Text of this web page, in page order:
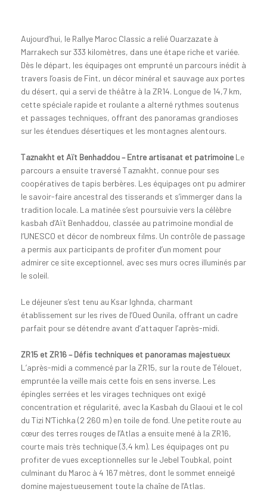
Aujourd’hui, le Rallye Maroc Classic a relié Ouarzazate à
Marrakech sur 333 kilomètres, dans une étape riche et variée.
Dès le départ, les équipages ont emprunté un parcours inédit à
travers l’oasis de Fint, un décor minéral et sauvage aux portes
du désert, qui a servi de théâtre à la ZR14. Longue de 14,7 km,
cette spéciale rapide et roulante a alterné rythmes soutenus
et passages techniques, offrant des panoramas grandioses
sur les étendues désertiques et les montagnes alentours.
Taznakht et Aït Benhaddou – Entre artisanat et patrimoine Le
parcours a ensuite traversé Taznakht, connue pour ses
coopératives de tapis berbères. Les équipages ont pu admirer
le savoir-faire ancestral des tisserands et s’immerger dans la
tradition locale. La matinée s’est poursuivie vers la célèbre
kasbah d’Aït Benhaddou, classée au patrimoine mondial de
l’UNESCO et décor de nombreux films. Un contrôle de passage
a permis aux participants de profiter d’un moment pour
admirer ce site exceptionnel, avec ses murs ocres illuminés par
le soleil.
Le déjeuner s’est tenu au Ksar Ighnda, charmant
établissement sur les rives de l’Oued Ounila, offrant un cadre
parfait pour se détendre avant d’attaquer l’après-midi.
ZR15 et ZR16 – Défis techniques et panoramas majestueux
L’après-midi a commencé par la ZR15, sur la route de Télouet,
empruntée la veille mais cette fois en sens inverse. Les
épingles serrées et les virages techniques ont exigé
concentration et régularité, avec la Kasbah du Glaoui et le col
du Tizi N’Tichka (2 260 m) en toile de fond. Une petite route au
cœur des terres rouges de l’Atlas a ensuite mené à la ZR16,
courte mais très technique (3,4 km). Les équipages ont pu
profiter de vues exceptionnelles sur le Jebel Toubkal, point
culminant du Maroc à 4 167 mètres, dont le sommet enneigé
domine majestueusement toute la chaîne de l’Atlas.